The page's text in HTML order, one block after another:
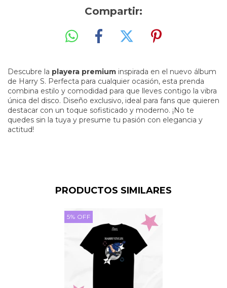
Compartir:
Descubre la playera premium inspirada en el nuevo álbum
de Harry S. Perfecta para cualquier ocasión, esta prenda
combina estilo y comodidad para que lleves contigo la vibra
única del disco. Diseño exclusivo, ideal para fans que quieren
destacar con un toque sofisticado y moderno. ¡No te
quedes sin la tuya y presume tu pasión con elegancia y
actitud!
PRODUCTOS SIMILARES
5% OFF